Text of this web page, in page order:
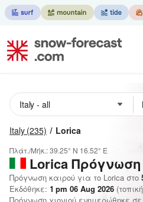
Italy (235) Lorica
Πλάτ./Μήκ.:39.25° N 16.52° E
LoricaΠρόγνωση
Πρόγνωση καιρού για το Lorica στο
Εκδόθηκε: 1 pm 06 Aug 2026